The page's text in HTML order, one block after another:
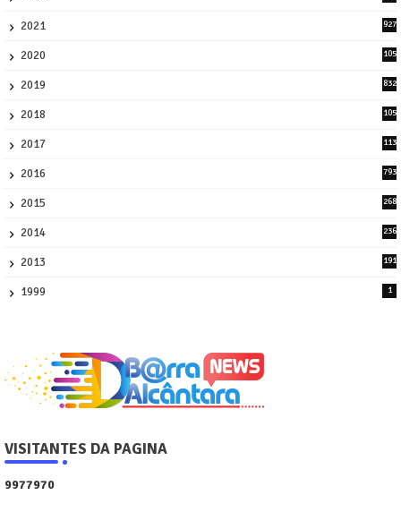
2021
927
2020
105
2019
832
2018
105
2017
113
2016
793
2015
268
2014
236
2013
191
1999 1
VISITANTES DA PAGINA
9977970